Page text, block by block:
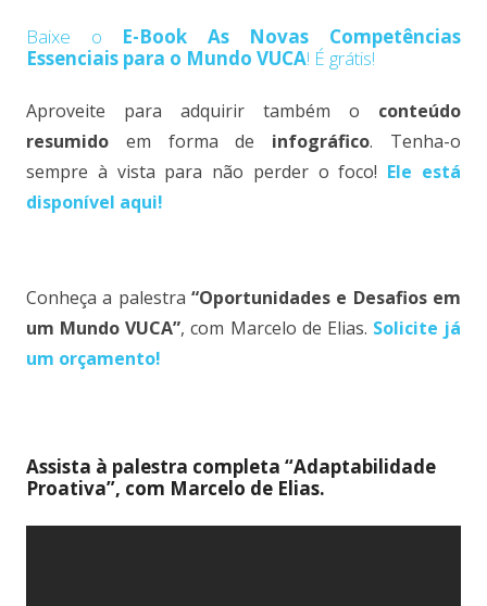
Baixe o E-Book As Novas Competências
Essenciais para o Mundo VUCA! É grátis!
Aproveite para adquirir também o conteúdo
resumido em forma de infográfico. Tenha-o
sempre à vista para não perder o foco! Ele está
disponível aqui!
Conheça a palestra “Oportunidades e Desafios em
um Mundo VUCA”, com Marcelo de Elias. Solicite já
um orçamento!
Assista à palestra completa “Adaptabilidade
Proativa”, com Marcelo de Elias.